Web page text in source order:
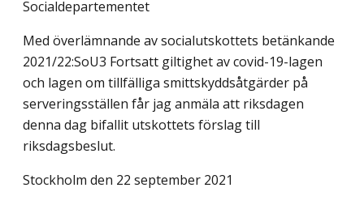
Socialdepartementet
Med överlämnande av socialutskottets betänkande
2021/22:SoU3 Fortsatt giltighet av covid-19-lagen
och lagen om tillfälliga smittskyddsåtgärder på
serveringsställen får jag anmäla att riksdagen
denna dag bifallit utskottets förslag till
riksdagsbeslut.
Stockholm den 22 september 2021